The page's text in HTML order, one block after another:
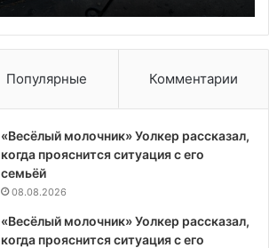
Популярные Комментарии
«Весёлый молочник» Уолкер рассказал,
когда прояснится ситуация с его
семьёй
08.08.2026
«Весёлый молочник» Уолкер рассказал,
когда прояснится ситуация с его